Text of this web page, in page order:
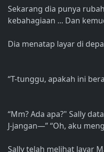
Sekarang dia punya
kebahagiaan ... Dan
Dia menatap layar di
“T-tunggu, apakah ini
“Mm? Ada apa?" Sally
J-jangan—” “Oh, aku
Sally telah melihat layar